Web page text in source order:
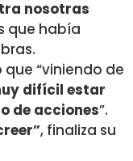
nosotras
que había
“viniendo de
difícil estar
de acciones”.
, finaliza su